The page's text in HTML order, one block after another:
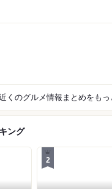
くのグルメ情報まとめをもっ
ング
2